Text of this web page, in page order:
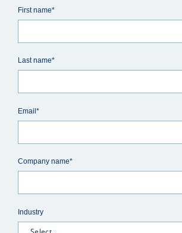
First name*
Last name*
Email*
Company name*
Industry